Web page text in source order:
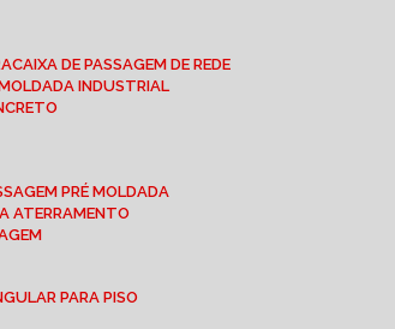
CAIXA DE PASSAGEM DE REDE
MOLDADA INDUSTRIAL
PRÉ MOLDADA
ATERRAMENTO
PARA PISO